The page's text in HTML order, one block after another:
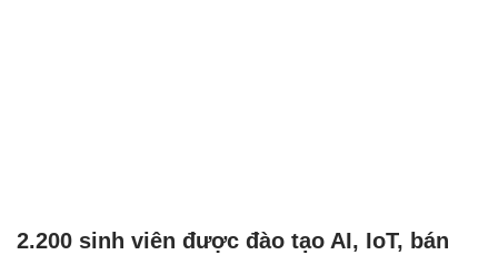
2.200 sinh viên được đào tạo AI, IoT, bán